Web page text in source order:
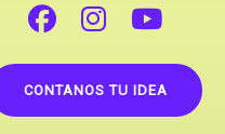
CONTANOS TU IDEA